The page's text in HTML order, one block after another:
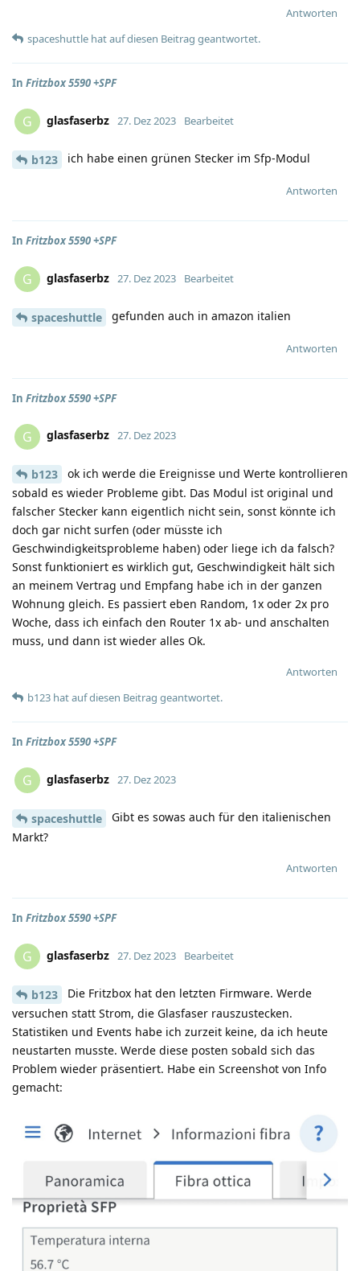
Antworten
spaceshuttle hatauf diesen Beitrag geantwortet.
In Fritzbox 5590 +SPF
G glasfaserbz 27. Dez 2023 Bearbeitet
b123 ich habe einen grünen Stecker im Sfp-Modul
Antworten
In Fritzbox 5590 +SPF
G glasfaserbz 27. Dez 2023 Bearbeitet
spaceshuttle gefunden auch in amazon italien
Antworten
In Fritzbox 5590 +SPF
G glasfaserbz 27. Dez 2023
b123
ok ich werde die Ereignisse und Werte kontrollieren
sobald es wieder Probleme gibt. Das Modul ist original und
falscher Stecker kann eigentlich nicht sein, sonst könnte ich
doch gar nicht surfen (oder müsste ich
Geschwindigkeitsprobleme haben) oder liege ich da falsch?
Sonst funktioniert es wirklich gut, Geschwindigkeit hält sich
an meinem Vertrag und Empfang habe ich in der ganzen
Wohnung gleich. Es passiert eben Random, 1x oder 2x pro
Woche, dass ich einfach den Router 1x ab- und anschalten
muss, und dann ist wieder alles Ok.
Antworten
b123 hatauf diesen Beitrag geantwortet.
In Fritzbox 5590 +SPF
G glasfaserbz 27. Dez 2023
spaceshuttle
Gibt es sowas auch für den italienischen
Markt?
Antworten
In Fritzbox 5590 +SPF
G glasfaserbz 27. Dez 2023 Bearbeitet
b123
Die Fritzbox hat den letzten Firmware. Werde
versuchen statt Strom, die Glasfaser rauszustecken.
Statistiken und Events habe ich zurzeit keine, da ich heute
neustarten musste. Werde diese posten sobald sich das
Problem wieder präsentiert. Habe ein Screenshot von Info
gemacht: